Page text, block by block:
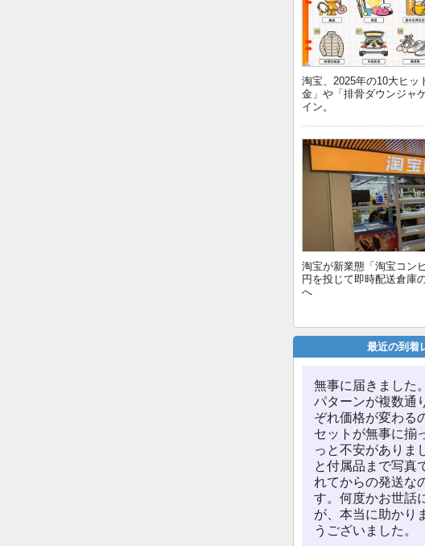
淘宝、2025年の10大ヒッ
金」や「排骨ダウンジャ
イン。
淘宝が新業態「淘宝コン
円を投じて即時配送倉庫
へ
最近の到着
無事に届きました
パターンが複数通
ぞれ価格が変わる
セットが無事に揃
っと不安がありま
と付属品まで写真
れてからの発送な
す。何度かお世話
が、本当に助かり
うございました。